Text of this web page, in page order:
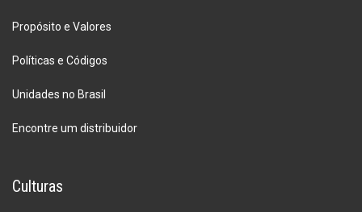
Propósito e Valores
Políticas e Códigos
Unidades no Brasil
Encontre um distribuidor
Culturas